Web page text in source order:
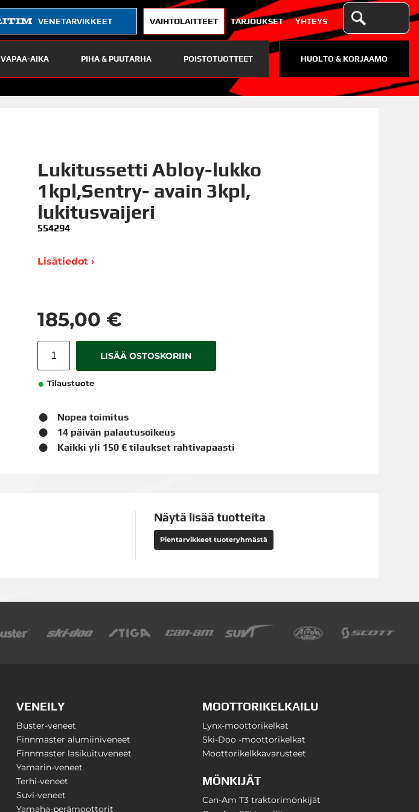
VENETARVIKKEET VAIHTOLAITTEET TARJOUKSET YHTEYS
VAPAA-AIKA PIHA & PUUTARHA POISTOTUOTTEET HUOLTO & KORJAAMO
Lukitussetti Abloy-lukko
1kpl,Sentry- avain 3kpl,
lukitusvaijeri
554294
Lisätiedot ›
185,00 €
LISÄÄ OSTOSKORIIN
Tilaustuote
Nopea toimitus
14 päivän palautusoikeus
Kaikki yli 150 € tilaukset rahtivapaasti
Näytä lisää tuotteita
Pientarvikkeet tuoteryhmästä
VENEILY
Buster-veneet
Finnmaster alumiiniveneet
Finnmaster lasikuituveneet
Yamarin-veneet
Terhi-veneet
Suvi-veneet
Yamaha-perämoottorit
MOOTTORIKELKAILU
Lynx-moottorikelkat
Ski-Doo -moottorikelkat
Moottorikelkkavarusteet
MÖNKIJÄT
Can-Am T3 traktorimönkijät